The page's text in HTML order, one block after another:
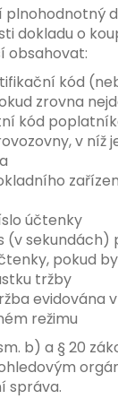
plnohodnotný
dokladu o
obsahovat:
kód
zrovna
kód
v níž
účtenky
(v sekundách)
pokud
tržby
evidována
režimu
b) a § 20
správa.